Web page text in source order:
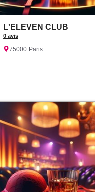
L'ELEVEN CLUB
0 avis
75000 Paris